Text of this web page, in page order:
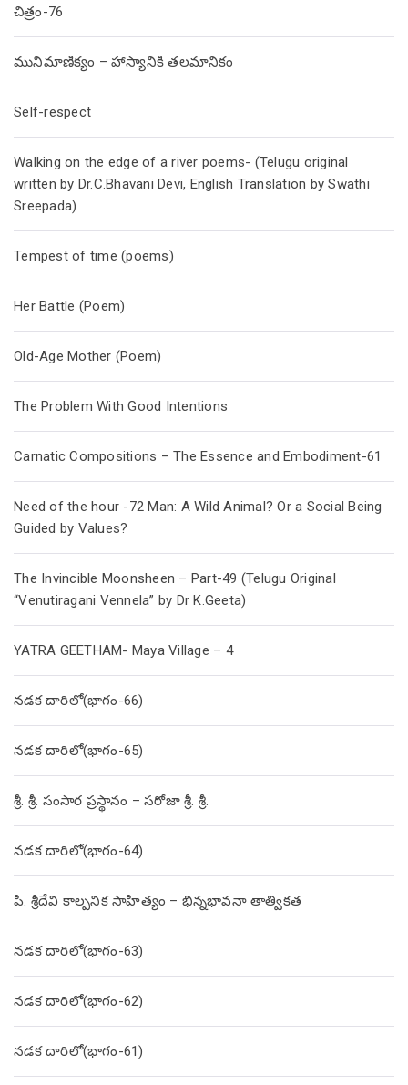
చిత్రం-76
మునిమాణిక్యం – హాస్యానికి తలమానికం
Self-respect
Walking on the edge of a river poems- (Telugu original
written by Dr.C.Bhavani Devi, English Translation by Swathi
Sreepada)
Tempest of time (poems)
Her Battle (Poem)
Old-Age Mother (Poem)
The Problem With Good Intentions
Carnatic Compositions – The Essence and Embodiment-61
Need of the hour -72 Man: A Wild Animal? Or a Social Being
Guided by Values?
The Invincible Moonsheen – Part-49 (Telugu Original
“Venutiragani Vennela” by Dr K.Geeta)
YATRA GEETHAM- Maya Village – 4
నడక దారిలో(భాగం-66)
నడక దారిలో(భాగం-65)
శ్రీ. శ్రీ. సంసార ప్రస్థానం – సరోజా శ్రీ. శ్రీ.
నడక దారిలో(భాగం-64)
పి. శ్రీదేవి కాల్పనిక సాహిత్యం – భిన్నభావనా తాత్వికత
నడక దారిలో(భాగం-63)
నడక దారిలో(భాగం-62)
నడక దారిలో(భాగం-61)